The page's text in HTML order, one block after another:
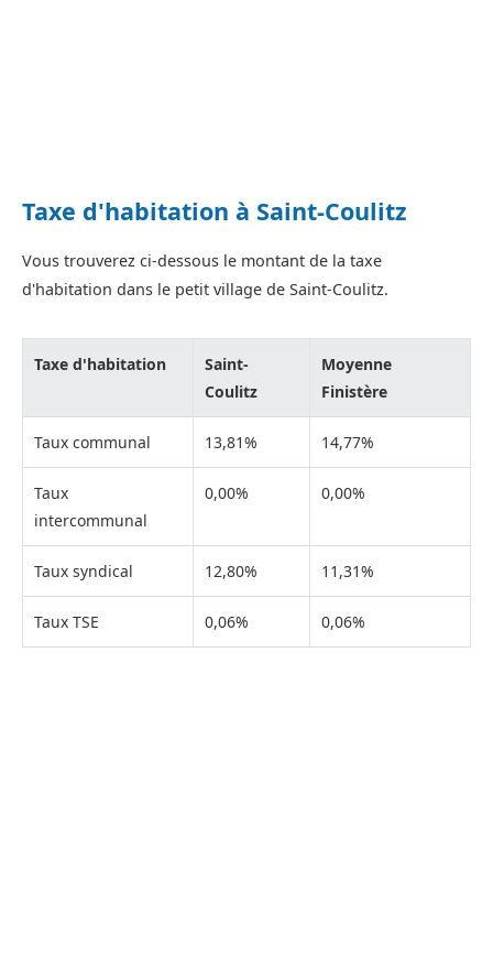
Taxe d'habitation à Saint-Coulitz
Vous trouverez ci-dessous le montant de la taxe
d'habitation dans le petit village de Saint-Coulitz.
Taxe d'habitation
Saint-
Coulitz
Moyenne
Finistère
Taux communal 13,81% 14,77%
Taux
intercommunal
0,00% 0,00%
Taux syndical 12,80% 11,31%
Taux TSE 0,06% 0,06%